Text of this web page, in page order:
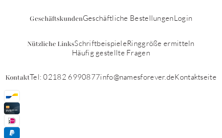
GeschäftskundenGeschäftliche BestellungenLogin
Nützliche LinksSchriftbeispieleRinggröße ermitteln
Häufig gestellte Fragen
KontaktTel: 02182 6990877info@namesforever.deKontaktseite